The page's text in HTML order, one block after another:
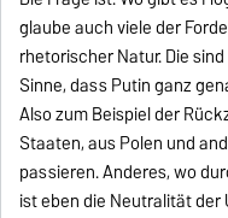
glaube auch viele der
rhetorischer Natur. Die
Sinne, dass Putin ganz
Also zum Beispiel der
Staaten, aus Polen und
passieren. Anderes, wo
ist eben die Neutralität